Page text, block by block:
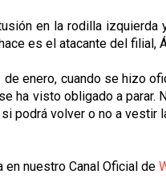
en la rodilla
es el atacante del filial,
enero, cuando se hizo
ha visto obligado a
podrá volver o no a vestir
en nuestro Canal Oficial de